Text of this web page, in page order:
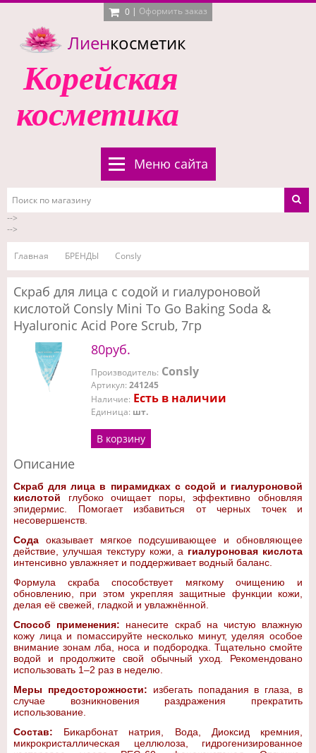
0 | Оформить заказ
Лиенкосметик
Корейская
косметика
Меню сайта
-->
-->
Главная БРЕНДЫ Consly
Скраб для лица с содой и гиалуроновой
кислотой Consly Mini To Go Baking Soda &
Hyaluronic Acid Pore Scrub, 7гр
80руб.
Производитель: Consly
Артикул: 241245
Наличие: Есть в наличии
Единица: шт.
В корзину
Описание
Скраб для лица в пирамидках с содой и гиалуроновой
кислотой глубоко очищает поры, эффективно обновляя
эпидермис. Помогает избавиться от черных точек и
несовершенств.
Сода оказывает мягкое подсушивающее и обновляющее
действие, улучшая текстуру кожи, а гиалуроновая кислота
интенсивно увлажняет и поддерживает водный баланс.
Формула скраба способствует мягкому очищению и
обновлению, при этом укрепляя защитные функции кожи,
делая её свежей, гладкой и увлажнённой.
Способ применения: нанесите скраб на чистую влажную
кожу лица и помассируйте несколько минут, уделяя особое
внимание зонам лба, носа и подбородка. Тщательно смойте
водой и продолжите свой обычный уход. Рекомендовано
использовать 1–2 раз в неделю.
Меры предосторожности: избегать попадания в глаза, в
случае возникновения раздражения прекратить
использование.
Состав: Бикарбонат натрия, Вода, Диоксид кремния,
микрокристаллическая целлюлоза, гидрогенизированное